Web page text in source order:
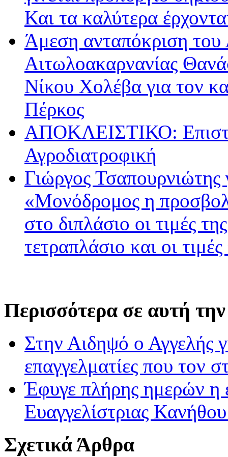
Και τα καλύτερα
Άμεση ανταπόκριση του
Αιτωλοακαρνανίας
Νίκου Χολέβα για τον
Πέρκος
ΑΠΟΚΛΕΙΣΤΙΚΟ:
Αγροδιατροφική
Γιώργος
«Μονόδρομος η
στο διπλάσιο οι τιμές
τετραπλάσιο και οι
Περισσότερα σε αυτή
Στην Αιδηψό ο Αγγελής
επαγγελματίες που τον
Έφυγε πλήρης ημερών η
Ευαγγελίστριας
Σχετικά Άρθρα